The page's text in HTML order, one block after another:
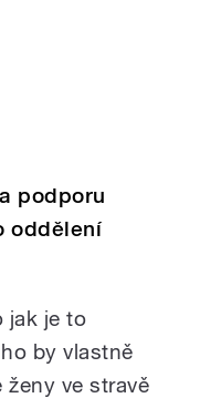
podporu
oddělení
jak je to
by vlastně
ve stravě